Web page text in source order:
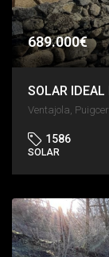
689.000€
1586
SOLAR